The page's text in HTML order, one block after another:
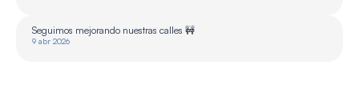
Seguimos mejorando nuestras calles 🚧
9 abr 2026